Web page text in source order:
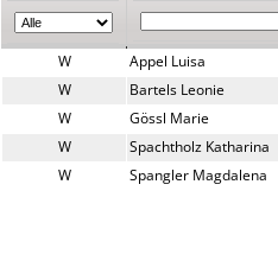
W
Appel Luisa
W
Bartels Leonie
W
Gössl Marie
W
Spachtholz Katharina
W
Spangler Magdalena